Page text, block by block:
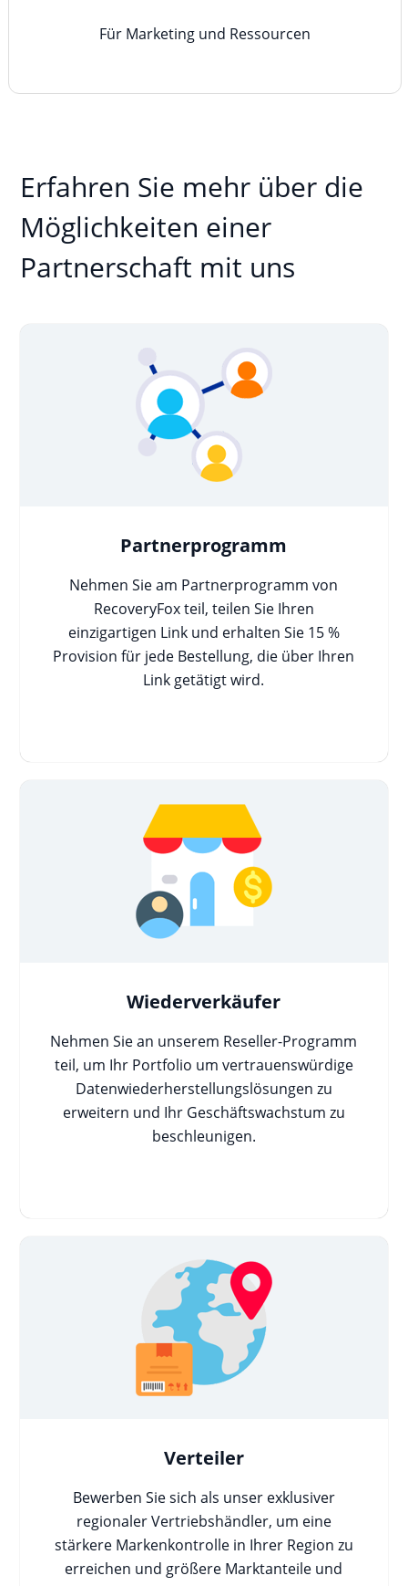
Für Marketing und Ressourcen
Erfahren Sie mehr über die
Möglichkeiten einer
Partnerschaft mit uns
Partnerprogramm
Nehmen Sie am Partnerprogramm von
RecoveryFox teil, teilen Sie Ihren
einzigartigen Link und erhalten Sie 15 %
Provision für jede Bestellung, die über Ihren
Link getätigt wird.
Wiederverkäufer
Nehmen Sie an unserem Reseller-Programm
teil, um Ihr Portfolio um vertrauenswürdige
Datenwiederherstellungslösungen zu
erweitern und Ihr Geschäftswachstum zu
beschleunigen.
Verteiler
Bewerben Sie sich als unser exklusiver
regionaler Vertriebshändler, um eine
stärkere Markenkontrolle in Ihrer Region zu
erreichen und größere Marktanteile und